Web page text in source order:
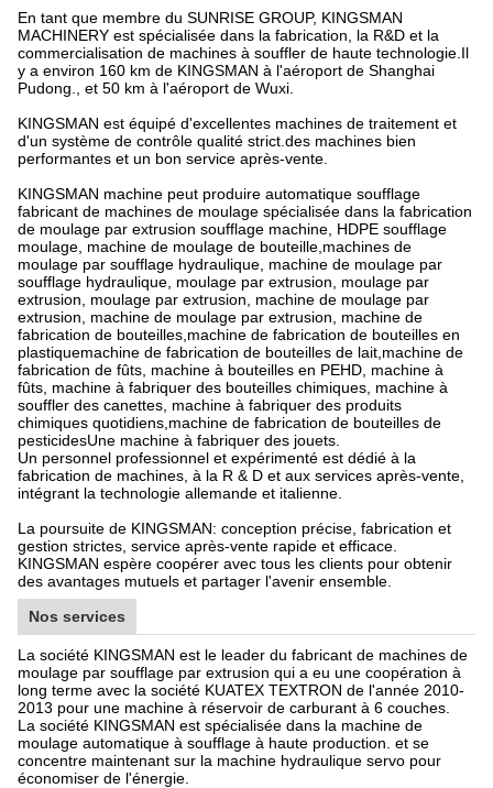
En tant que membre du SUNRISE GROUP, KINGSMAN
MACHINERY est spécialisée dans la fabrication, la R&D et la
commercialisation de machines à souffler de haute technologie.Il
y a environ 160 km de KINGSMAN à l'aéroport de Shanghai
Pudong., et 50 km à l'aéroport de Wuxi.
KINGSMAN est équipé d'excellentes machines de traitement et
d'un système de contrôle qualité strict.des machines bien
performantes et un bon service après-vente.
KINGSMAN machine peut produire automatique soufflage
fabricant de machines de moulage spécialisée dans la fabrication
de moulage par extrusion soufflage machine, HDPE soufflage
moulage, machine de moulage de bouteille,machines de
moulage par soufflage hydraulique, machine de moulage par
soufflage hydraulique, moulage par extrusion, moulage par
extrusion, moulage par extrusion, machine de moulage par
extrusion, machine de moulage par extrusion, machine de
fabrication de bouteilles,machine de fabrication de bouteilles en
plastiquemachine de fabrication de bouteilles de lait,machine de
fabrication de fûts, machine à bouteilles en PEHD, machine à
fûts, machine à fabriquer des bouteilles chimiques, machine à
souffler des canettes, machine à fabriquer des produits
chimiques quotidiens,machine de fabrication de bouteilles de
pesticidesUne machine à fabriquer des jouets.
Un personnel professionnel et expérimenté est dédié à la
fabrication de machines, à la R & D et aux services après-vente,
intégrant la technologie allemande et italienne.
La poursuite de KINGSMAN: conception précise, fabrication et
gestion strictes, service après-vente rapide et efficace.
KINGSMAN espère coopérer avec tous les clients pour obtenir
des avantages mutuels et partager l'avenir ensemble.
Nos services
La société KINGSMAN est le leader du fabricant de machines de
moulage par soufflage par extrusion qui a eu une coopération à
long terme avec la société KUATEX TEXTRON de l'année 2010-
2013 pour une machine à réservoir de carburant à 6 couches.
La société KINGSMAN est spécialisée dans la machine de
moulage automatique à soufflage à haute production. et se
concentre maintenant sur la machine hydraulique servo pour
économiser de l'énergie.